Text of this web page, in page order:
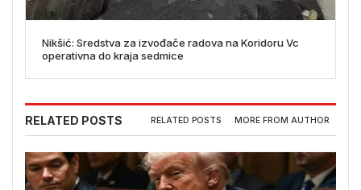
Nikšić: Sredstva za izvođače radova na Koridoru Vc
operativna do kraja sedmice
RELATED POSTS RELATED POSTS MORE FROM AUTHOR